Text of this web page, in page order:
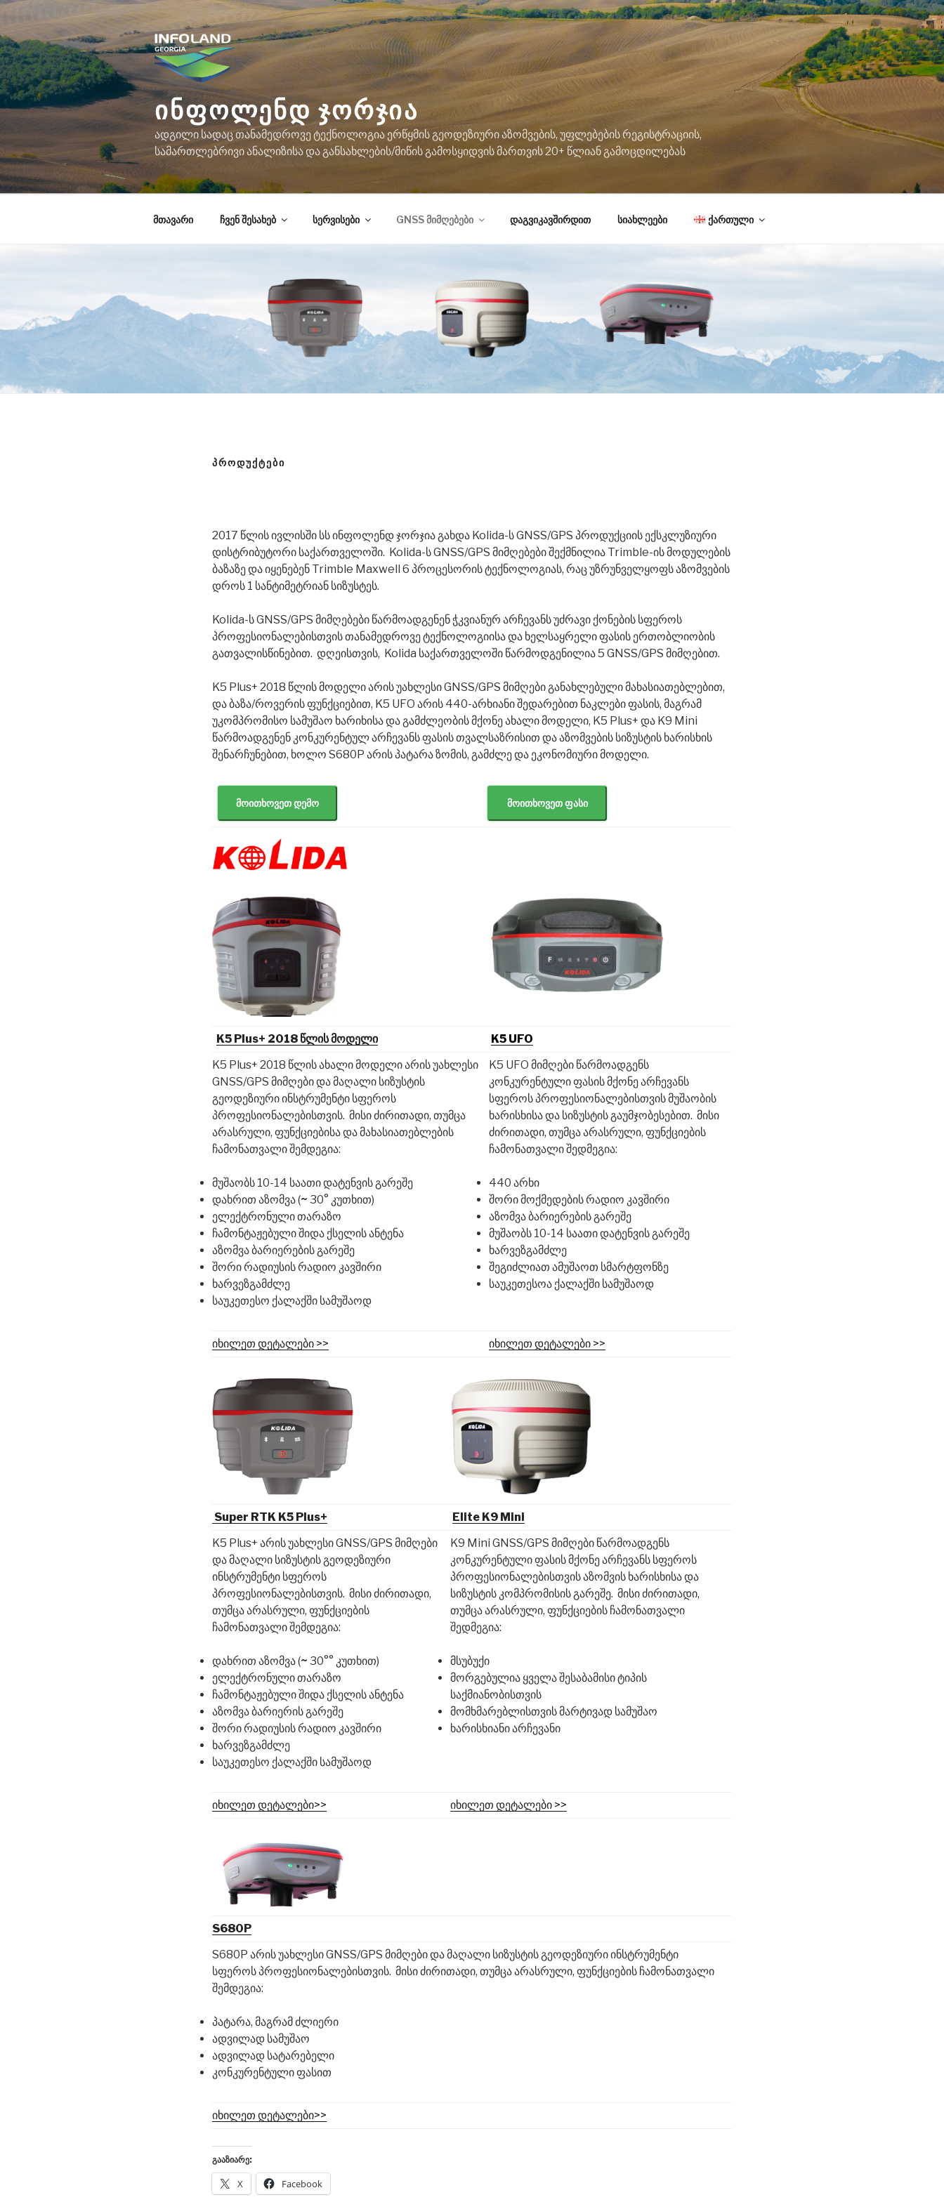
შიგთავსზე
გადასვლა
ᲘᲜᲤᲝᲚᲔᲜᲓ ᲯᲝᲠᲯᲘᲐ
ადგილი სადაც თანამედროვე ტექნოლოგია ერწყმის გეოდეზიური აზომვების, უფლებების რეგისტრაციის,
სამართლებრივი ანალიზისა და განსახლების/მიწის გამოსყიდვის მართვის 20+ წლიან გამოცდილებას
მთავარი ჩვენ შესახებ სერვისები GNSS მიმღებები დაგვიკავშირდით სიახლეები ქართული
ᲞᲠᲝᲓᲣᲥᲢᲔᲑᲘ
2017 წლის ივლისში სს ინფოლენდ ჯორჯია გახდა Kolida-ს GNSS/GPS პროდუქციის ექსკლუზიური
დისტრიბუტორი საქართველოში. Kolida-ს GNSS/GPS მიმღებები შექმნილია Trimble-ის მოდულების
ბაზაზე და იყენებენ Trimble Maxwell 6 პროცესორის ტექნოლოგიას, რაც უზრუნველყოფს აზომვების
დროს 1 სანტიმეტრიან სიზუსტეს.
Kolida-ს GNSS/GPS მიმღებები წარმოადგენენ ჭკვიანურ არჩევანს უძრავი ქონების სფეროს
პროფესიონალებისთვის თანამედროვე ტექნოლოგიისა და ხელსაყრელი ფასის ერთობლიობის
გათვალისწინებით. დღეისთვის, Kolida საქართველოში წარმოდგენილია 5 GNSS/GPS მიმღებით.
K5 Plus+ 2018 წლის მოდელი არის უახლესი GNSS/GPS მიმღები განახლებული მახასიათებლებით,
და ბაზა/როვერის ფუნქციებით, K5 UFO არის 440-არხიანი შედარებით ნაკლები ფასის, მაგრამ
უკომპრომისო სამუშაო ხარიხისა და გამძლეობის მქონე ახალი მოდელი, K5 Plus+ და K9 Mini
წარმოადგენენ კონკურენტულ არჩევანს ფასის თვალსაზრისით და აზომვების სიზუსტის ხარისხის
შენარჩუნებით, ხოლო S680P არის პატარა ზომის, გამძლე და ეკონომიური მოდელი.
მოითხოვეთ დემო მოითხოვეთ ფასი
K5 Plus+ 2018 წლის მოდელი
K5 UFO
K5 Plus+ 2018 წლის ახალი მოდელი არის უახლესი
GNSS/GPS მიმღები და მაღალი სიზუსტის
გეოდეზიური ინსტრუმენტი სფეროს
პროფესიონალებისთვის. მისი ძირითადი, თუმცა
არასრული, ფუნქციებისა და მახასიათებლების
ჩამონათვალი შემდეგია:
მუშაობს 10-14 საათი დატენვის გარეშე
დახრით აზომვა (~ 30° კუთხით)
ელექტრონული თარაზო
ჩამონტაჟებული შიდა ქსელის ანტენა
აზომვა ბარიერების გარეშე
შორი რადიუსის რადიო კავშირი
ხარვეზგამძლე
საუკეთესო ქალაქში სამუშაოდ
K5 UFO მიმღები წარმოადგენს
კონკურენტული ფასის მქონე არჩევანს
სფეროს პროფესიონალებისთვის მუშაობის
ხარისხისა და სიზუსტის გაუმჯობესებით. მისი
ძირითადი, თუმცა არასრული, ფუნქციების
ჩამონათვალი შედმეგია:
440 არხი
შორი მოქმედების რადიო კავშირი
აზომვა ბარიერების გარეშე
მუშაობს 10-14 საათი დატენვის გარეშე
ხარვეზგამძლე
შეგიძლიათ ამუშაოთ სმარტფონზე
საუკეთესოა ქალაქში სამუშაოდ
იხილეთ დეტალები >> იხილეთ დეტალები >>
Super RTK K5 Plus+ Elite K9 Mini
K5 Plus+ არის უახლესი GNSS/GPS მიმღები
და მაღალი სიზუსტის გეოდეზიური
ინსტრუმენტი სფეროს
პროფესიონალებისთვის. მისი ძირითადი,
თუმცა არასრული, ფუნქციების
ჩამონათვალი შემდეგია:
დახრით აზომვა (~ 30°° კუთხით)
ელექტრონული თარაზო
ჩამონტაჟებული შიდა ქსელის ანტენა
აზომვა ბარიერის გარეშე
შორი რადიუსის რადიო კავშირი
ხარვეზგამძლე
საუკეთესო ქალაქში სამუშაოდ
K9 Mini GNSS/GPS მიმღები წარმოადგენს
კონკურენტული ფასის მქონე არჩევანს სფეროს
პროფესიონალებისთვის აზომვის ხარისხისა და
სიზუსტის კომპრომისის გარეშე. მისი ძირითადი,
თუმცა არასრული, ფუნქციების ჩამონათვალი
შედმეგია:
მსუბუქი
მორგებულია ყველა შესაბამისი ტიპის
საქმიანობისთვის
მომხმარებლისთვის მარტივად სამუშაო
ხარისხიანი არჩევანი
იხილეთ დეტალები>> იხილეთ დეტალები >>
S680P
S680P არის უახლესი GNSS/GPS მიმღები და მაღალი სიზუსტის გეოდეზიური ინსტრუმენტი
სფეროს პროფესიონალებისთვის. მისი ძირითადი, თუმცა არასრული, ფუნქციების ჩამონათვალი
შემდეგია:
პატარა, მაგრამ ძლიერი
ადვილად სამუშაო
ადვილად სატარებელი
კონკურენტული ფასით
იხილეთ დეტალები>>
გააზიარე:
X Facebook